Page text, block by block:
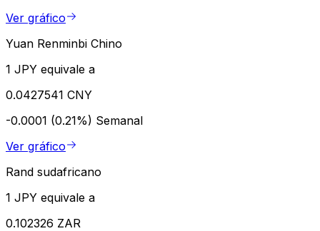
Ver gráfico
Yuan Renminbi Chino
1 JPY equivale a
0.0427541 CNY
-0.0001 (0.21%) Semanal
Ver gráfico
Rand sudafricano
1 JPY equivale a
0.102326 ZAR